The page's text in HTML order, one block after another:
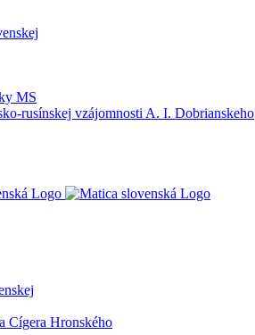
MS
rusínskej vzájomnosti A. I. Dobrianskeho
Cígera Hronského